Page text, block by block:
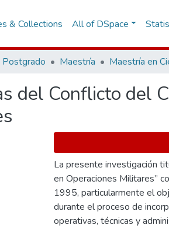
& Collections All of DSpace
Postgrado Maestría
del Conflicto del
La presente investigación
en Operaciones Militares”
1995, particularmente el
durante el proceso de
operativas, técnicas y